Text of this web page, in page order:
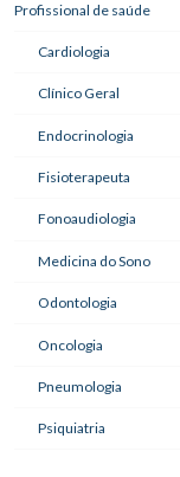
Profissional de saúde
Cardiologia
Clínico Geral
Endocrinologia
Fisioterapeuta
Fonoaudiologia
Medicina do Sono
Odontologia
Oncologia
Pneumologia
Psiquiatria